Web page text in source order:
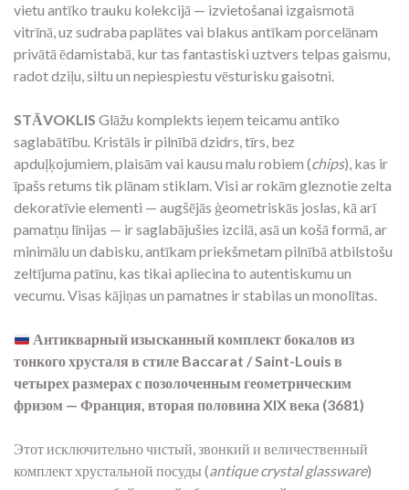
vietu antīko trauku kolekcijā — izvietošanai izgaismotā
vitrīnā, uz sudraba paplātes vai blakus antīkam porcelānam
privātā ēdamistabā, kur tas fantastiski uztvers telpas gaismu,
radot dziļu, siltu un nepiespiestu vēsturisku gaisotni.
STĀVOKLIS Glāžu komplekts ieņem teicamu antīko
saglabātību. Kristāls ir pilnībā dzidrs, tīrs, bez
apduļķojumiem, plaisām vai kausu malu robiem (chips), kas ir
īpašs retums tik plānam stiklam. Visi ar rokām gleznotie zelta
dekoratīvie elementi — augšējās ģeometriskās joslas, kā arī
pamatņu līnijas — ir saglabājušies izcilā, asā un košā formā, ar
minimālu un dabisku, antīkam priekšmetam pilnībā atbilstošu
zeltījuma patīnu, kas tikai apliecina to autentiskumu un
vecumu. Visas kājiņas un pamatnes ir stabilas un monolītas.
Антикварный изысканный комплект бокалов из
тонкого хрусталя в стиле Baccarat / Saint-Louis в
четырех размерах с позолоченным геометрическим
фризом — Франция, вторая половина XIX века (3681)
Этот исключительно чистый, звонкий и величественный
комплект хрустальной посуды (antique crystal glassware)